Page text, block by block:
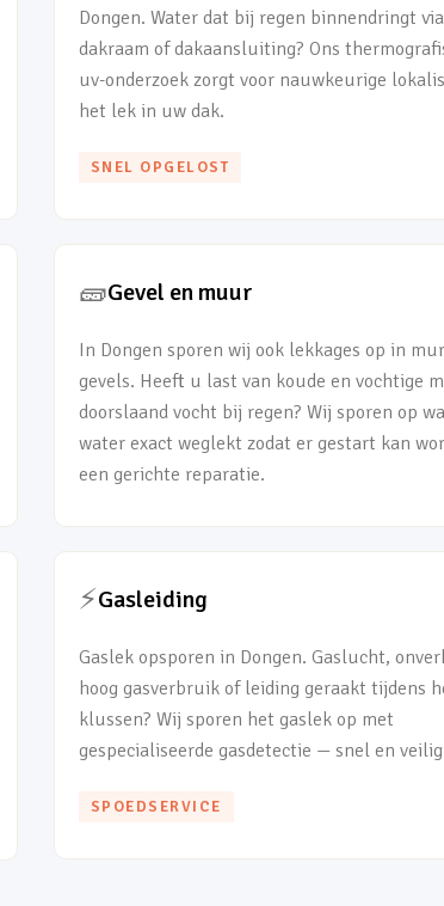
Dongen. Water dat bij regen binnendringt
dakraam of dakaansluiting? Ons
uv-onderzoek zorgt voor nauwkeurige
het lek in uw dak.
SNEL OPGELOST
🧱Gevel en muur
In Dongen sporen wij ook lekkages op in
gevels. Heeft u last van koude en vochtige
doorslaand vocht bij regen? Wij sporen op
water exact weglekt zodat er gestart kan
een gerichte reparatie.
⚡Gasleiding
Gaslek opsporen in Dongen. Gaslucht,
hoog gasverbruik of leiding geraakt tijdens
klussen? Wij sporen het gaslek op met
gespecialiseerde gasdetectie — snel en
SPOEDSERVICE